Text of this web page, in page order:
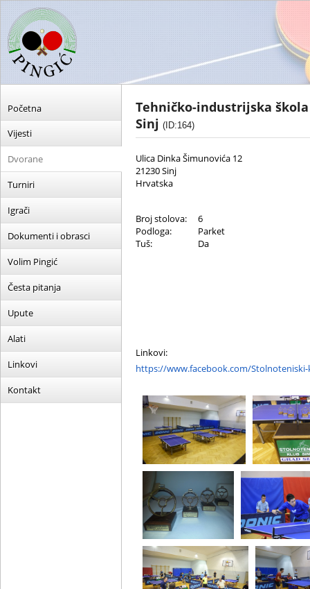
Početna
Vijesti
Dvorane
Turniri
Igrači
Dokumenti i obrasci
Volim Pingić
Česta pitanja
Upute
Alati
Linkovi
Kontakt
Tehničko-industrijska
Sinj (ID:164)
Ulica Dinka Šimunovića 12
21230 Sinj
Hrvatska
Broj stolova:
6
Podloga:
Parket
Tuš:
Da
Linkovi:
https://www.facebook.com/Stolnoteniski-